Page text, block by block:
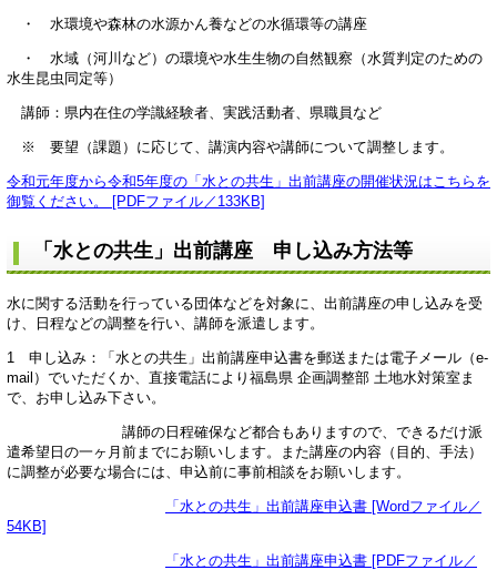
・ 水環境や森林の水源かん養などの水循環等の講座
・ 水域（河川など）の環境や水生生物の自然観察（水質判定のための
水生昆虫同定等）
講師：県内在住の学識経験者、実践活動者、県職員など
※ 要望（課題）に応じて、講演内容や講師について調整します。
令和元年度から令和5年度の「水との共生」出前講座の開催状況はこちらを
御覧ください。 [PDFファイル／133KB]
「水との共生」出前講座 申し込み方法等
水に関する活動を行っている団体などを対象に、出前講座の申し込みを受
け、日程などの調整を行い、講師を派遣します。
1 申し込み：「水との共生」出前講座申込書を郵送または電子メール（e-
mail）でいただくか、直接電話により福島県 企画調整部 土地水対策室ま
で、お申し込み下さい。
講師の日程確保など都合もありますので、できるだけ派
遣希望日の一ヶ月前までにお願いします。また講座の内容（目的、手法）
に調整が必要な場合には、申込前に事前相談をお願いします。
「水との共生」出前講座申込書 [Wordファイル／
54KB]
「水との共生」出前講座申込書 [PDFファイル／